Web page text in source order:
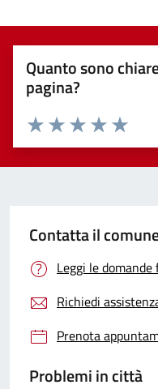
Quanto sono
pagina?
Valuta
Valuta 4
Valuta 3 stelle
Valuta 2 stelle su 5
Valuta 1 stelle su 5
Contatta il
Leggi le
Richiedi
Prenota
Problemi in città